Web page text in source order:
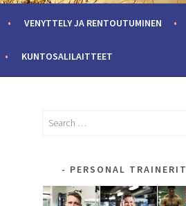
VENYTTELY JA RENTOUTUMINEN
KUNTOSALILAITTEET
Search
PERSONAL TRAINERIT